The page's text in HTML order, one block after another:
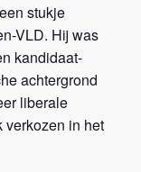
stukje
VLD. Hij was
kandidaat-
achtergrond
liberale
verkozen in het